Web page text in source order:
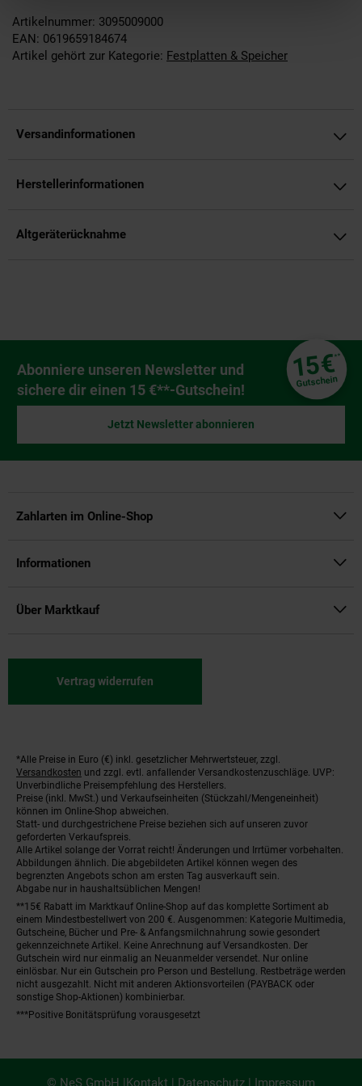
Artikelnummer: 3095009000
EAN: 0619659184674
Artikel gehört zur Kategorie: Festplatten & Speicher
Versandinformationen
Herstellerinformationen
Altgeräterücknahme
Newsletter Anmeldung
Abonniere unseren Newsletter und
sichere dir einen 15 €**-Gutschein!
15€**
Gutschein
Jetzt Newsletter abonnieren
Zahlarten im Online-Shop
Informationen
Über Marktkauf
Vertrag widerrufen
Fußnoten
*Alle Preise in Euro (€) inkl. gesetzlicher Mehrwertsteuer, zzgl.
Versandkosten und zzgl. evtl. anfallender Versandkostenzuschläge. UVP:
Unverbindliche Preisempfehlung des Herstellers.
Preise (inkl. MwSt.) und Verkaufseinheiten (Stückzahl/Mengeneinheit)
können im Online-Shop abweichen.
Statt- und durchgestrichene Preise beziehen sich auf unseren zuvor
geforderten Verkaufspreis.
Alle Artikel solange der Vorrat reicht! Änderungen und Irrtümer vorbehalten.
Abbildungen ähnlich. Die abgebildeten Artikel können wegen des
begrenzten Angebots schon am ersten Tag ausverkauft sein.
Abgabe nur in haushaltsüblichen Mengen!
**15€ Rabatt im Marktkauf Online-Shop auf das komplette Sortiment ab
einem Mindestbestellwert von 200 €. Ausgenommen: Kategorie Multimedia,
Gutscheine, Bücher und Pre- & Anfangsmilchnahrung sowie gesondert
gekennzeichnete Artikel. Keine Anrechnung auf Versandkosten. Der
Gutschein wird nur einmalig an Neuanmelder versendet. Nur online
einlösbar. Nur ein Gutschein pro Person und Bestellung. Restbeträge werden
nicht ausgezahlt. Nicht mit anderen Aktionsvorteilen (PAYBACK oder
sonstige Shop-Aktionen) kombinierbar.
***Positive Bonitätsprüfung vorausgesetzt